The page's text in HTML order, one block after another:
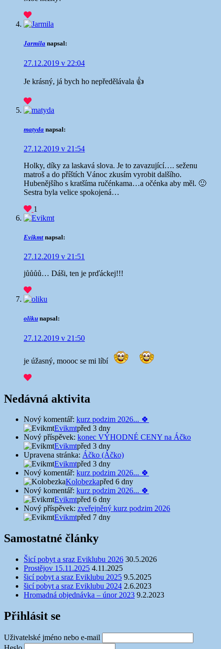
Jarmila napsal:
27.12.2019 v 22:04
Je krásný, já bych ho nepředělávala 👍
matyda napsal:
27.12.2019 v 21:54
Holky, díky za laskavá slova. Je to zavazující…. seženu
matroš a do příštích Vánoc zkusím vyrobit dalšího.
Hubenějšího s kratšíma ručénkama…a očénka aby měl. 🙂
Sestra byla velice spokojená…
1
Evikmt napsal:
27.12.2019 v 21:51
jůůůů… Dáši, ten je prďáckej!!!
oliku napsal:
27.12.2019 v 21:50
je úžasný, moooc se mi líbí
Nedávná aktivita
Nový komentář: kurz podzim 2026... 🍀
Evikmtpřed 3 dny
Nový příspěvek: konec VÝHODNÉ CENY na Áčko
Evikmtpřed 3 dny
Upravena stránka: Áčko (Áčko)
Evikmtpřed 3 dny
Nový komentář: kurz podzim 2026... 🍀
Kolobezkapřed 6 dny
Nový komentář: kurz podzim 2026... 🍀
Evikmtpřed 6 dny
Nový příspěvek: zveřejněný kurz podzim 2026
Evikmtpřed 7 dny
Samostatné články
Šicí pobyt a sraz Eviklubu 2026 30.5.2026
Prostějov 15.11.2025 4.11.2025
šicí pobyt a sraz Eviklubu 2025 9.5.2025
šicí pobyt a sraz Eviklubu 2024 2.6.2023
Hromadná objednávka – únor 2023 9.2.2023
Přihlásit se
Uživatelské jméno nebo e-mail